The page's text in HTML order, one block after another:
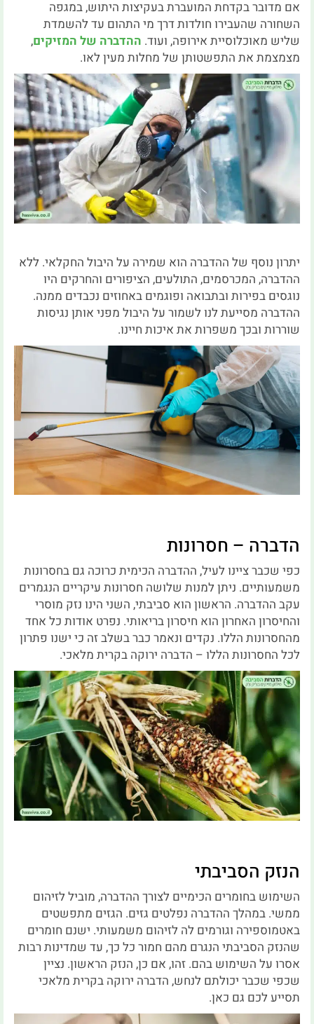
אם מדובר בקדחת המועברת בעקיצות היתוש, במגפה
השחורה שהעבירו חולדות דרך מי התהום עד להשמדת
שליש מאוכלוסיית אירופה, ועוד. ההדברה של המזיקים,
מצמצמת את התפשטותן של מחלות מעין לאו.
יתרון נוסף של ההדברה הוא שמירה על היבול החקלאי. ללא
ההדברה, המכרסמים, התולעים, הציפורים והחרקים היו
נוגסים בפירות ובתבואה ופוגמים באחוזים נכבדים ממנה.
ההדברה מסייעת לנו לשמור על היבול מפני אותן נגיסות
שוררות ובכך משפרות את איכות חיינו.
הדברה – חסרונות
כפי שכבר ציינו לעיל, ההדברה הכימית כרוכה גם בחסרונות
משמעותיים. ניתן למנות שלושה חסרונות עיקריים הנגמרים
עקב ההדברה. הראשון הוא סביבתי, השני הינו נזק מוסרי
והחיסרון האחרון הוא חיסרון בריאותי. נפרט אודות כל אחד
מהחסרונות הללו. נקדים ונאמר כבר בשלב זה כי ישנו פתרון
לכל החסרונות הללו – הדברה ירוקה בקרית מלאכי.
הנזק הסביבתי
השימוש בחומרים הכימיים לצורך ההדברה, מוביל לזיהום
ממשי. במהלך ההדברה נפלטים גזים. הגזים מתפשטים
באטמוספירה וגורמים לה לזיהום משמעותי. ישנם חומרים
שהנזק הסביבתי הנגרם מהם חמור כל כך, עד שמדינות רבות
אסרו על השימוש בהם. זהו, אם כן, הנזק הראשון. נציין
שכפי שכבר יכולתם לנחש, הדברה ירוקה בקרית מלאכי
תסייע לכם גם כאן.